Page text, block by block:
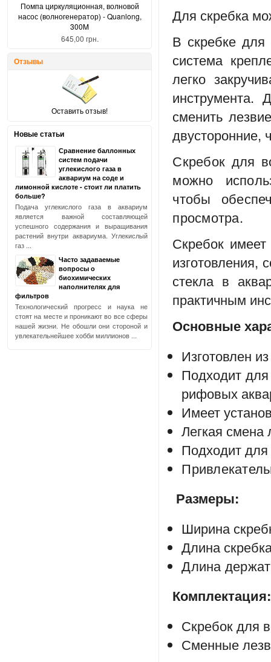
Для скребка
В скребке для
система
легко
инструмента.
сменить
двусторонние,
Скребок для
можно
чтобы
просмотра.
Скребок
изготовления,
стекла в
практичным
Основные
Изготовлен
Подходит
рифовых
Имеет
Легкая смена
Подходит
Размеры:
Ширина
Длина
Длина
Комплектация:
Скребок для
Сменные
Помпа циркуляционная, волновой
насос (волногенератор) - Quanlong,
300M
645,00 грн.
Отзывы
Оставить отзыв!
Новые статьи
Сравнение баллонных
систем подачи
углекислого газа в
аквариум на соде и
лимонной кислоте - стоит ли платить
больше?
Подача углекислого газа в аквариум
является важной составляющей
успешного содержания и выращивания
растений внутри аквариума. Углекислый
газ ...
Часто задаваемые
вопросы о
биохимических
наполнителях для
фильтров
Технологический прогресс и наука не
стоят на месте и проникают во все сферы
нашей жизни. Не обошли они стороной и
увлекательнейшее хобби миллионов ...